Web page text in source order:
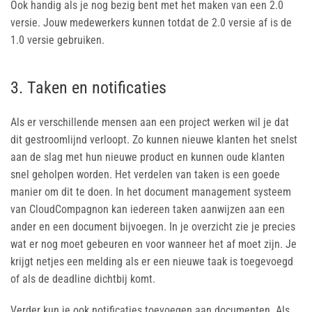
Ook handig als je nog bezig bent met het maken van een 2.0
versie. Jouw medewerkers kunnen totdat de 2.0 versie af is de
1.0 versie gebruiken.
3. Taken en notificaties
Als er verschillende mensen aan een project werken wil je dat
dit gestroomlijnd verloopt. Zo kunnen nieuwe klanten het snelst
aan de slag met hun nieuwe product en kunnen oude klanten
snel geholpen worden. Het verdelen van taken is een goede
manier om dit te doen. In het document management systeem
van CloudCompagnon kan iedereen taken aanwijzen aan een
ander en een document bijvoegen. In je overzicht zie je precies
wat er nog moet gebeuren en voor wanneer het af moet zijn. Je
krijgt netjes een melding als er een nieuwe taak is toegevoegd
of als de deadline dichtbij komt.